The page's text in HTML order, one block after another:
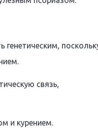
связь,
и курением.